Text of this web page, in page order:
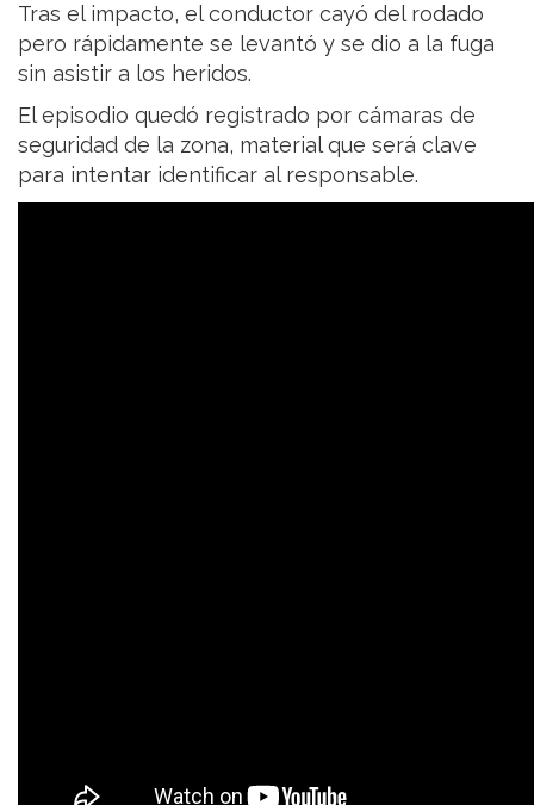
Tras el impacto, el conductor cayó del rodado
pero rápidamente se levantó y se dio a la fuga
sin asistir a los heridos.
El episodio quedó registrado por cámaras de
seguridad de la zona, material que será clave
para intentar identificar al responsable.